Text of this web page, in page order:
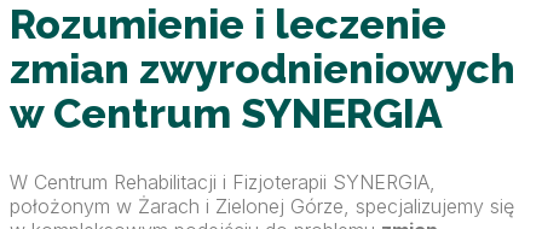
Rozumienie i leczenie
zmian zwyrodnieniowych
w Centrum SYNERGIA
W Centrum Rehabilitacji i Fizjoterapii SYNERGIA,
położonym w Żarach i Zielonej Górze, specjalizujemy się